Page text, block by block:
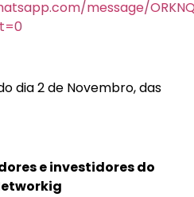
message/
dia 2 de Novembro, das
e investidores do